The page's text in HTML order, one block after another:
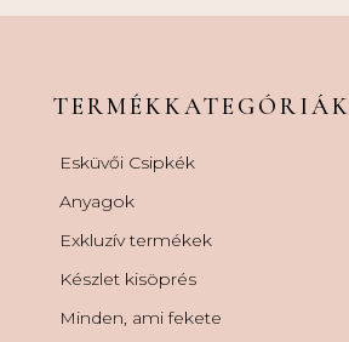
TERMÉKKATEGÓRIÁK
Esküvői Csipkék
Anyagok
Exkluzív termékek
Készlet kisöprés
Minden, ami fekete